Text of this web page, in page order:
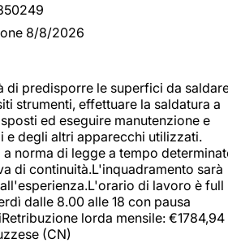
8/8/2026
di predisporre le superfici da
strumenti, effettuare la saldatura a
ed eseguire manutenzione e
e degli altri apparecchi utilizzati.
norma di legge a tempo
di continuità.L'inquadramento sarà
di lavoro è full
dalle 8.00 alle 18 con pausa
lorda mensile: €1784,94
(CN)